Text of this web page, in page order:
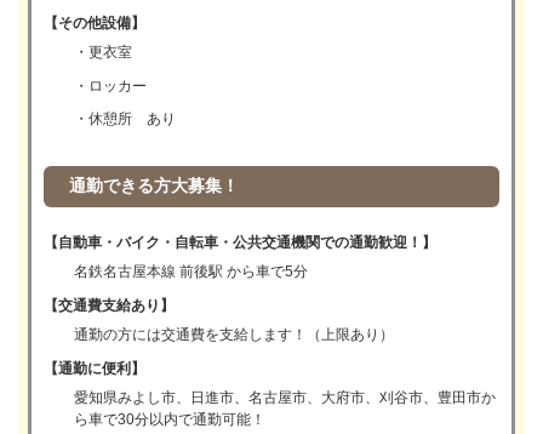
【その他設備】
・更衣室
・ロッカー
・休憩所 あり
通勤できる方大募集！
【自動車・バイク・自転車・公共交通機関での通勤歓迎！】
名鉄名古屋本線 前後駅 から車で5分
【交通費支給あり】
通勤の方には交通費を支給します！（上限あり）
【通勤に便利】
愛知県みよし市、日進市、名古屋市、大府市、刈谷市、豊田市か
ら車で30分以内で通勤可能！